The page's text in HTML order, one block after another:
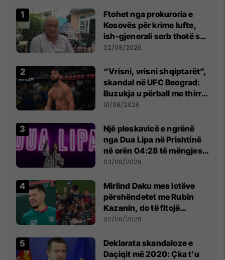
Ftohet nga prokuroria e
Kosovës për krime lufte,
ish-gjenerali serb thotë se
dikush e tradhtoi në
02/08/2026
“Vrisni, vrisni shqiptarët”,
skandal në UFC Beograd:
Buzukja u përball me thirrje
anti-shqiptare nga
01/08/2026
Një pleskavicë e ngrënë
nga Dua Lipa në Prishtinë
në orën 04:28 të mëngjesit
- dhe bota digjitale serbe
03/08/2026
Mirlind Daku mes lotëve
përshëndetet me Rubin
Kazanin, do të fitojë
miliona te Spartak Moska
02/08/2026
​Deklarata skandaloze e
Daçiqit më 2020: Çka t'u